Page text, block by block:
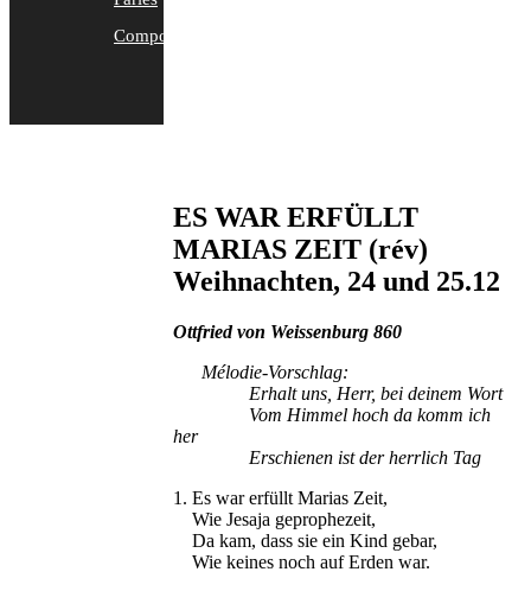
ES WAR ERFÜLLT
MARIAS ZEIT (rév)
Weihnachten, 24 und 25.12
Ottfried von Weissenburg 860
Mélodie-Vorschlag:
Erhalt uns, Herr, bei deinem Wort
Vom Himmel hoch da komm ich
her
Erschienen ist der herrlich Tag
1. Es war erfüllt Marias Zeit,
Wie Jesaja geprophezeit,
Da kam, dass sie ein Kind gebar,
Wie keines noch auf Erden war.
Compositions